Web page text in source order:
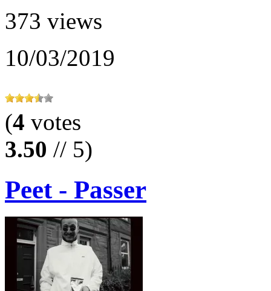
373 views
10/03/2019
(4 votes
3.50 // 5)
Peet - Passer